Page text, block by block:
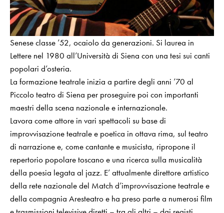
Senese classe ’52, ocaiolo da generazioni. Si laurea in
Lettere nel 1980 all’Università di Siena con una tesi sui canti
popolari d’osteria.
La formazione teatrale inizia a partire degli anni ’70 al
Piccolo teatro di Siena per proseguire poi con importanti
maestri della scena nazionale e internazionale.
Lavora come attore in vari spettacoli su base di
improvvisazione teatrale e poetica in ottava rima, sul teatro
di narrazione e, come cantante e musicista, ripropone il
repertorio popolare toscano e una ricerca sulla musicalità
della poesia legata al jazz. E’ attualmente direttore artistico
della rete nazionale del Match d’improvvisazione teatrale e
della compagnia Aresteatro e ha preso parte a numerosi film